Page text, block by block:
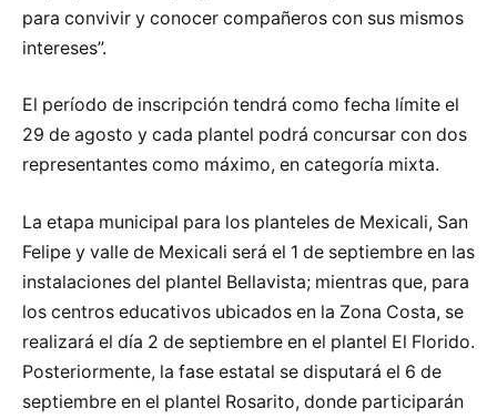
para convivir y conocer compañeros con sus mismos
intereses”.
El período de inscripción tendrá como fecha límite el
29 de agosto y cada plantel podrá concursar con dos
representantes como máximo, en categoría mixta.
La etapa municipal para los planteles de Mexicali, San
Felipe y valle de Mexicali será el 1 de septiembre en las
instalaciones del plantel Bellavista; mientras que, para
los centros educativos ubicados en la Zona Costa, se
realizará el día 2 de septiembre en el plantel El Florido.
Posteriormente, la fase estatal se disputará el 6 de
septiembre en el plantel Rosarito, donde participarán